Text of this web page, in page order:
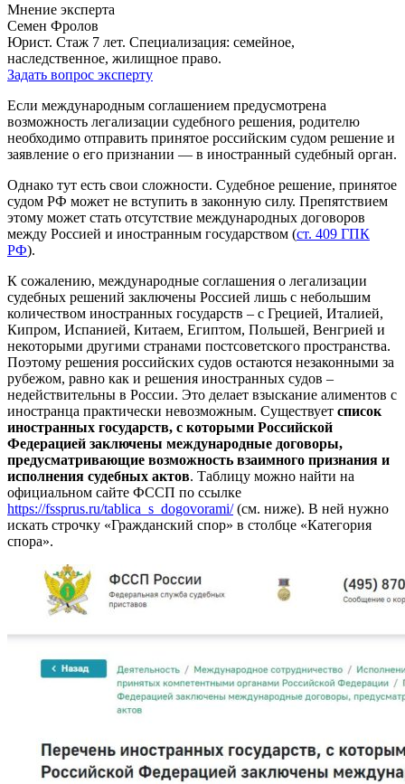
Мнение эксперта
Семен Фролов
Юрист. Стаж 7 лет. Специализация: семейное,
наследственное, жилищное право.
Задать вопрос эксперту
Если международным соглашением предусмотрена
возможность легализации судебного решения, родителю
необходимо отправить принятое российским судом решение и
заявление о его признании — в иностранный судебный орган.
Однако тут есть свои сложности. Судебное решение, принятое
судом РФ может не вступить в законную силу. Препятствием
этому может стать отсутствие международных договоров
между Россией и иностранным государством (ст. 409 ГПК
РФ).
К сожалению, международные соглашения о легализации
судебных решений заключены Россией лишь с небольшим
количеством иностранных государств – с Грецией, Италией,
Кипром, Испанией, Китаем, Египтом, Польшей, Венгрией и
некоторыми другими странами постсоветского пространства.
Поэтому решения российских судов остаются незаконными за
рубежом, равно как и решения иностранных судов –
недействительны в России. Это делает взыскание алиментов с
иностранца практически невозможным. Существует список
иностранных государств, с которыми Российской
Федерацией заключены международные договоры,
предусматривающие возможность взаимного признания и
исполнения судебных актов. Таблицу можно найти на
официальном сайте ФССП по ссылке
https://fssprus.ru/tablica_s_dogovorami/(см. ниже). В ней нужно
искать строчку «Гражданский спор» в столбце «Категория
спора».